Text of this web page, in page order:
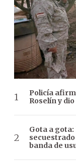
Policía
Roselín y
Gota a
banda de